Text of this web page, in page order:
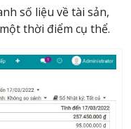
số liệu về tài sản,
thời điểm cụ thể.